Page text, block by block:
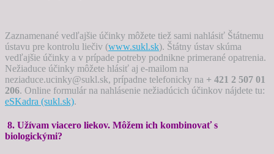
Zaznamenané vedľajšie účinky môžete tiež sami nahlásiť Štátnemu
ústavu pre kontrolu liečiv (www.sukl.sk). Štátny ústav skúma
vedľajšie účinky a v prípade potreby podnikne primerané opatrenia.
Nežiaduce účinky môžete hlásiť aj e-mailom na
neziaduce.ucinky@sukl.sk, prípadne telefonicky na + 421 2 507 01
206. Online formulár na nahlásenie nežiadúcich účinkov nájdete tu:
eSKadra (sukl.sk).
8. Užívam viacero liekov. Môžem ich kombinovať s
biologickými?